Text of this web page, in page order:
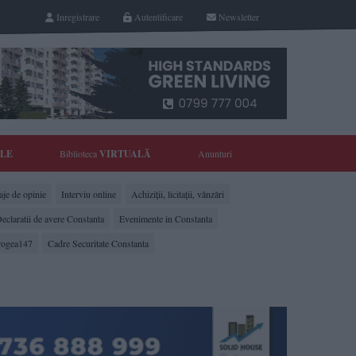
Newsletter
Autentificare
Inregistrare
BibliotecaVIRTUALĂ Anunturi
de opinie Interviu online
Achiziții, licitații, vânzări
de avere Constanta
Evenimente in Constanta
Cadre Securitate Constanta